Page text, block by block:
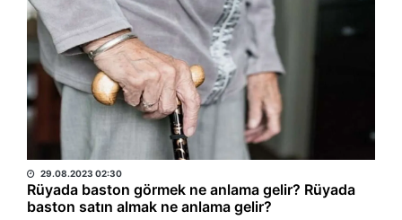
HABER MERKEZİ
29.08.2023 02:30
Rüyada baston görmek ne anlama gelir? Rüyada
baston satın almak ne anlama gelir?